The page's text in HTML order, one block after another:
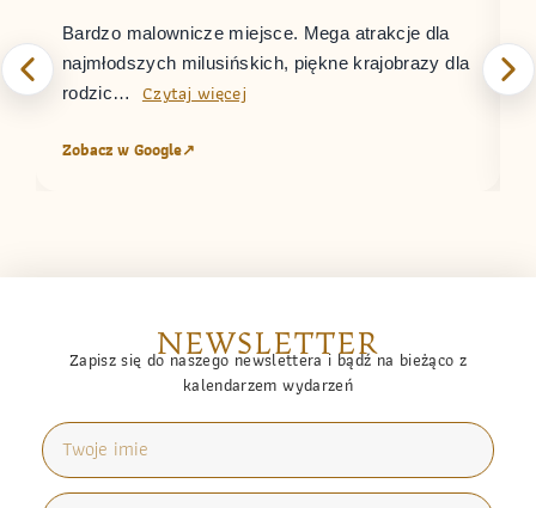
Bardzo malownicze miejsce. Mega atrakcje dla
najmłodszych milusińskich, piękne krajobrazy dla
rodzic…
Czytaj więcej
Zobacz w Google↗
NEWSLETTER
Zapisz się do naszego newslettera i bądź na bieżąco z
kalendarzem wydarzeń